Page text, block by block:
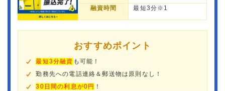
融資時間 最短3分※1
おすすめポイント
最短3分融資 も可能！
勤務先への電話連絡＆郵送物は原則なし！
30日間の利息が0円 ！